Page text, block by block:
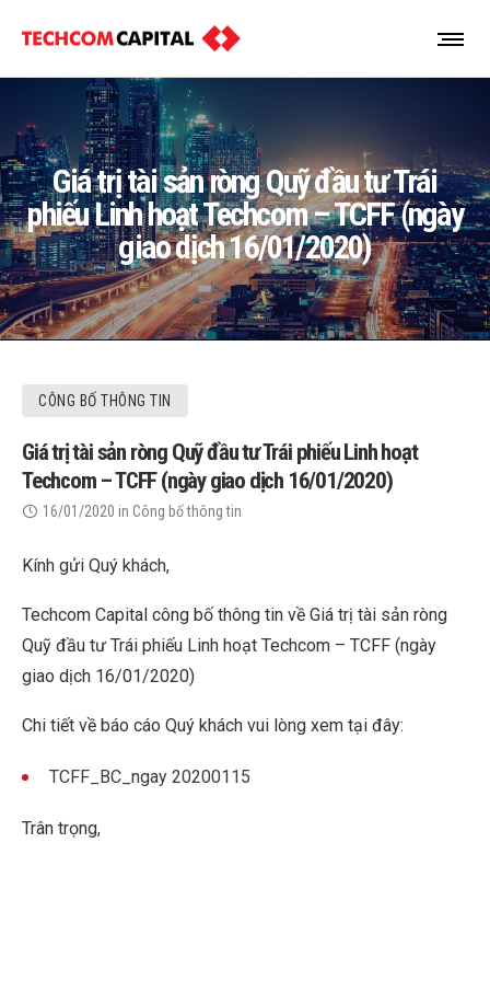
Giá trị tài sản ròng Quỹ đầu tư Trái
phiếu Linh hoạt Techcom – TCFF (ngày
giao dịch 16/01/2020)
CÔNG BỐ THÔNG TIN
Giá trị tài sản ròng Quỹ đầu tư Trái phiếu Linh hoạt
Techcom – TCFF (ngày giao dịch 16/01/2020)
16/01/2020 in Công bố thông tin
Kính gửi Quý khách,
Techcom Capital công bố thông tin về Giá trị tài sản ròng
Quỹ đầu tư Trái phiếu Linh hoạt Techcom – TCFF (ngày
giao dịch 16/01/2020)
Chi tiết về báo cáo Quý khách vui lòng xem tại đây:
TCFF_BC_ngay 20200115
Trân trọng,